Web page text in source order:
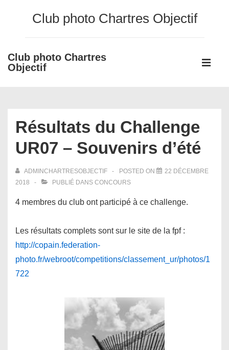
principal
Club photo Chartres Objectif
Club photo Chartres
Objectif
Main
Résultats du Challenge
UR07 – Souvenirs d’été
ADMINCHARTRESOBJECTIF POSTED ON
22 DÉCEMBRE
2018
PUBLIÉ DANS CONCOURS
4 membres du club ont participé à ce challenge.
Les résultats complets sont sur le site de la fpf :
http://copain.federation-
photo.fr/webroot/competitions/classement_ur/photos/1
722